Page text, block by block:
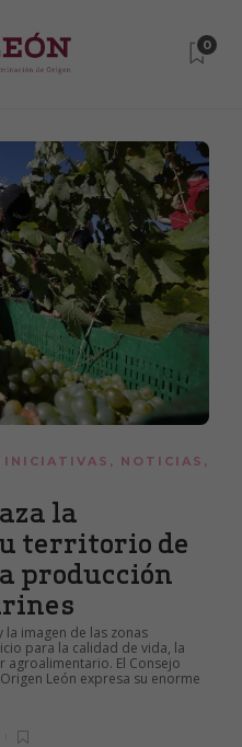
0
INICIATIVAS , NOTICIAS ,
la
territorio de
producción
imagen de las zonas
para la calidad de vida, la
El Consejo
León expresa su enorme